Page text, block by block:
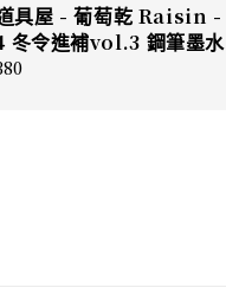
具屋 - 葡萄乾 Raisin -
冬令進補vol.3 鋼筆墨水